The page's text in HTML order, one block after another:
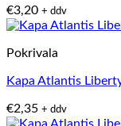
€3,20 + ddv
Pokrivala
Kapa Atlantis
€2,35 + ddv